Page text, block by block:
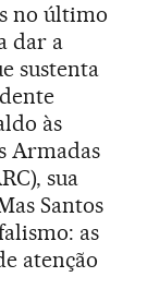
no último
dar a
sustenta
às
Armadas
sua
Santos
as
atenção